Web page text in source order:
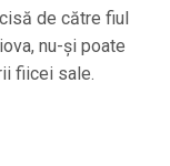
de către fiul
nu-și poate
fiicei sale.